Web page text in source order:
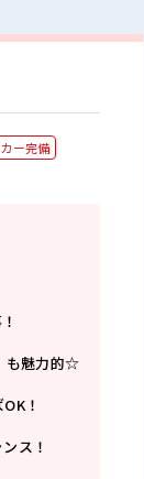
ー完備
も魅力的☆
！
ス！